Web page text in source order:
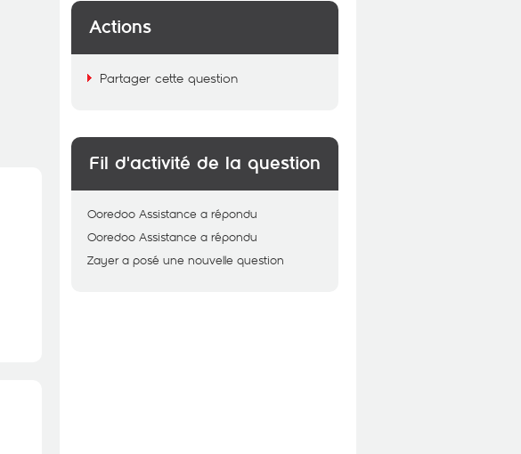
Actions
Partager cette question
Fil d'activité de la question
Ooredoo Assistance a répondu
Ooredoo Assistance a répondu
Zayer a posé une nouvelle question